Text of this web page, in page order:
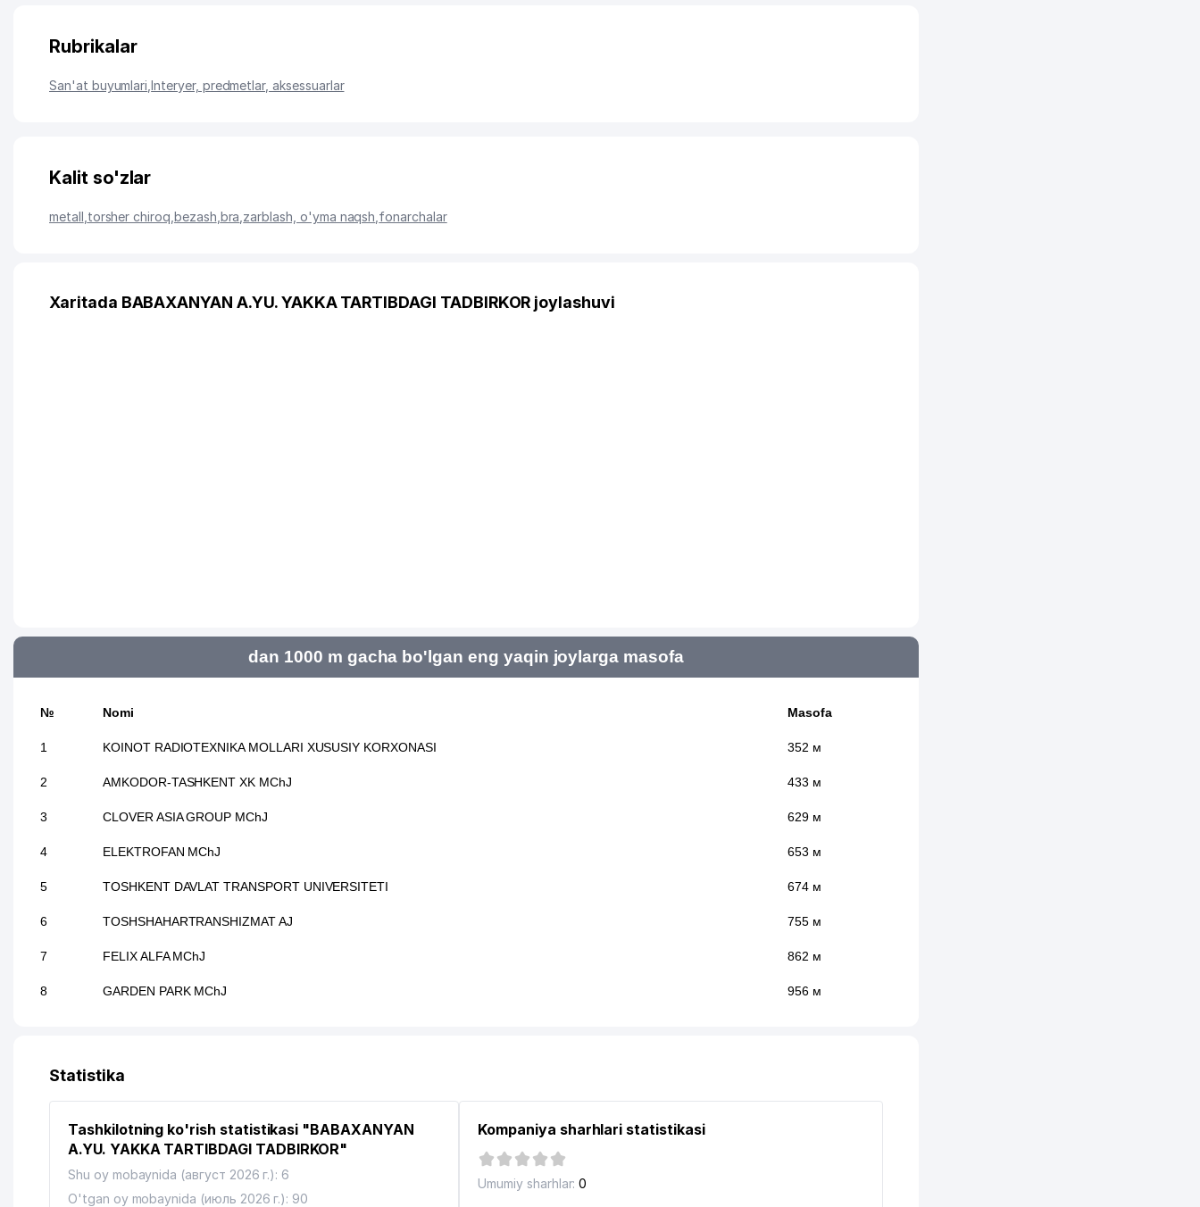
Rubrikalar
San'at buyumlari ,Interyer, predmetlar, aksessuarlar
Kalit so'zlar
metall torsher chiroq bezash bra zarblash, o'yma naqsh fonarchalar
Xaritada BABAXANYAN A.YU. YAKKA TARTIBDAGI TADBIRKOR joylashuvi
dan 1000 m gacha bo'lgan eng yaqin joylarga masofa
№ Nomi Masofa
1 KOINOT RADIOTEXNIKA MOLLARI XUSUSIY KORXONASI 352 м
2 AMKODOR-TASHKENT XK MChJ 433 м
3 CLOVER ASIA GROUP MChJ 629 м
4 ELEKTROFAN MChJ 653 м
5 TOSHKENT DAVLAT TRANSPORT UNIVERSITETI 674 м
6 TOSHSHAHARTRANSHIZMAT AJ 755 м
7 FELIX ALFA MChJ 862 м
8 GARDEN PARK MChJ 956 м
Statistika
Tashkilotning ko'rish statistikasi "BABAXANYAN
A.YU. YAKKA TARTIBDAGI TADBIRKOR"
Shu oy mobaynida (август 2026 г.): 6
O'tgan oy mobaynida (июль 2026 г.): 90
Kompaniya sharhlari statistikasi
Umumiy sharhlar: 0